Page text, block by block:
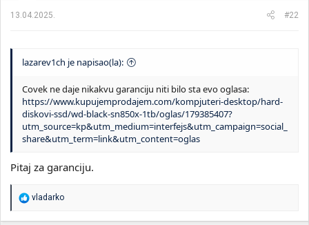
13.04.2025. #22
lazarev1ch je napisao(la):
Covek ne daje nikakvu garanciju niti bilo sta evo oglasa:
https://www.kupujemprodajem.com/kompjuteri-desktop/hard-
diskovi-ssd/wd-black-sn850x-1tb/oglas/179385407?
utm_source=kp&utm_medium=interfejs&utm_campaign=social_
share&utm_term=link&utm_content=oglas
Pitaj za garanciju.
R
a
vladarko